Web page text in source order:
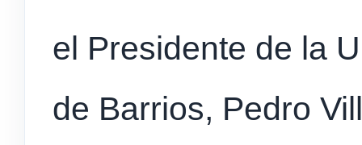
el Presidente de la
de Barrios, Pedro